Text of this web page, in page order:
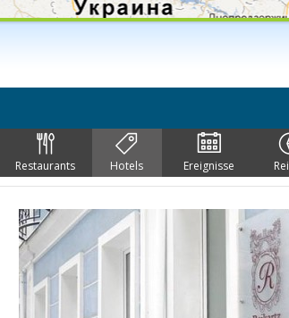
Restaurants Hotels Ereignisse